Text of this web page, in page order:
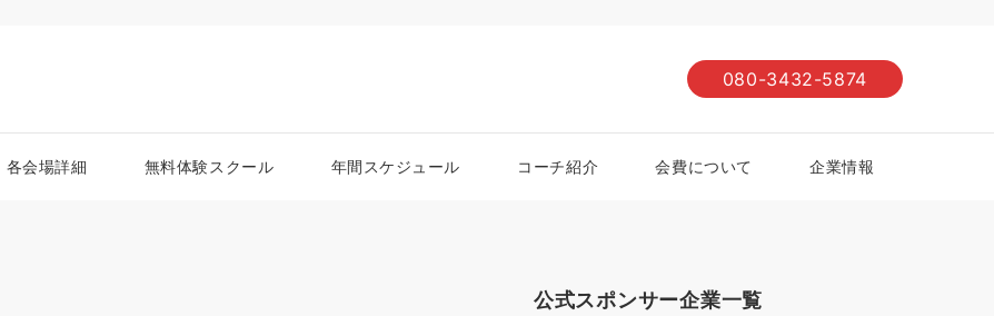
080-3432-5874
各会場詳細 無料体験スクール 年間スケジュール コーチ紹介 会費について 企業情報
公式スポンサー企業一覧